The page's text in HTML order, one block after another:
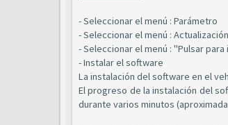
- Seleccionar el menú : Parámetro
- Seleccionar el menú : Actualización
- Seleccionar el menú : "Pulsar para
- Instalar el software
La instalación del software en el
El progreso de la instalación del
durante varios minutos